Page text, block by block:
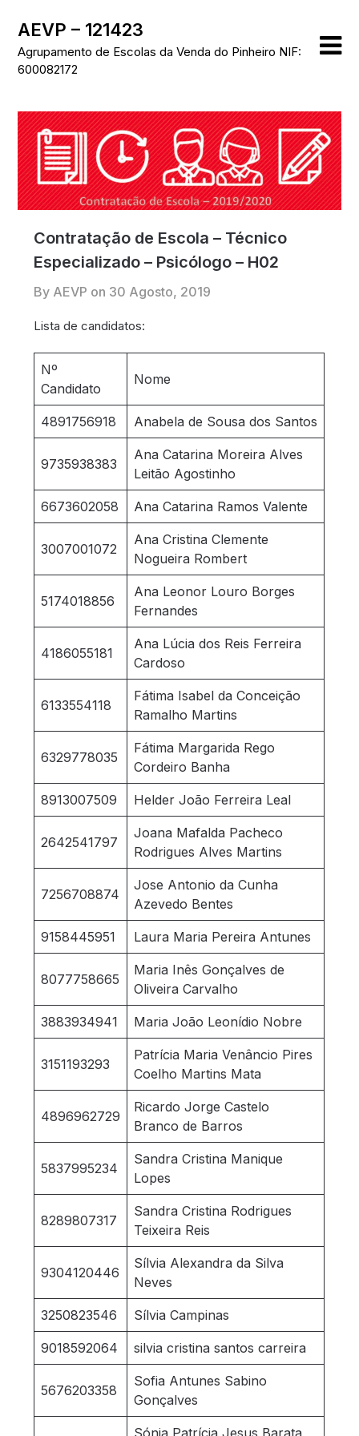
content
AEVP – 121423
Agrupamento de Escolas da Venda do Pinheiro NIF:
600082172
Contratação de Escola – Técnico
Especializado – Psicólogo – H02
By AEVP on 30 Agosto, 2019
Lista de candidatos:
Nº
Candidato
Nome
4891756918 Anabela de Sousa dos Santos
9735938383
Ana Catarina Moreira Alves
Leitão Agostinho
6673602058 Ana Catarina Ramos Valente
3007001072
Ana Cristina Clemente
Nogueira Rombert
5174018856
Ana Leonor Louro Borges
Fernandes
4186055181
Ana Lúcia dos Reis Ferreira
Cardoso
6133554118
Fátima Isabel da Conceição
Ramalho Martins
6329778035
Fátima Margarida Rego
Cordeiro Banha
8913007509 Helder João Ferreira Leal
2642541797
Joana Mafalda Pacheco
Rodrigues Alves Martins
7256708874
Jose Antonio da Cunha
Azevedo Bentes
9158445951 Laura Maria Pereira Antunes
8077758665
Maria Inês Gonçalves de
Oliveira Carvalho
3883934941 Maria João Leonídio Nobre
3151193293
Patrícia Maria Venâncio Pires
Coelho Martins Mata
4896962729
Ricardo Jorge Castelo
Branco de Barros
5837995234
Sandra Cristina Manique
Lopes
8289807317
Sandra Cristina Rodrigues
Teixeira Reis
9304120446
Sílvia Alexandra da Silva
Neves
3250823546 Sílvia Campinas
9018592064 silvia cristina santos carreira
5676203358
Sofia Antunes Sabino
Gonçalves